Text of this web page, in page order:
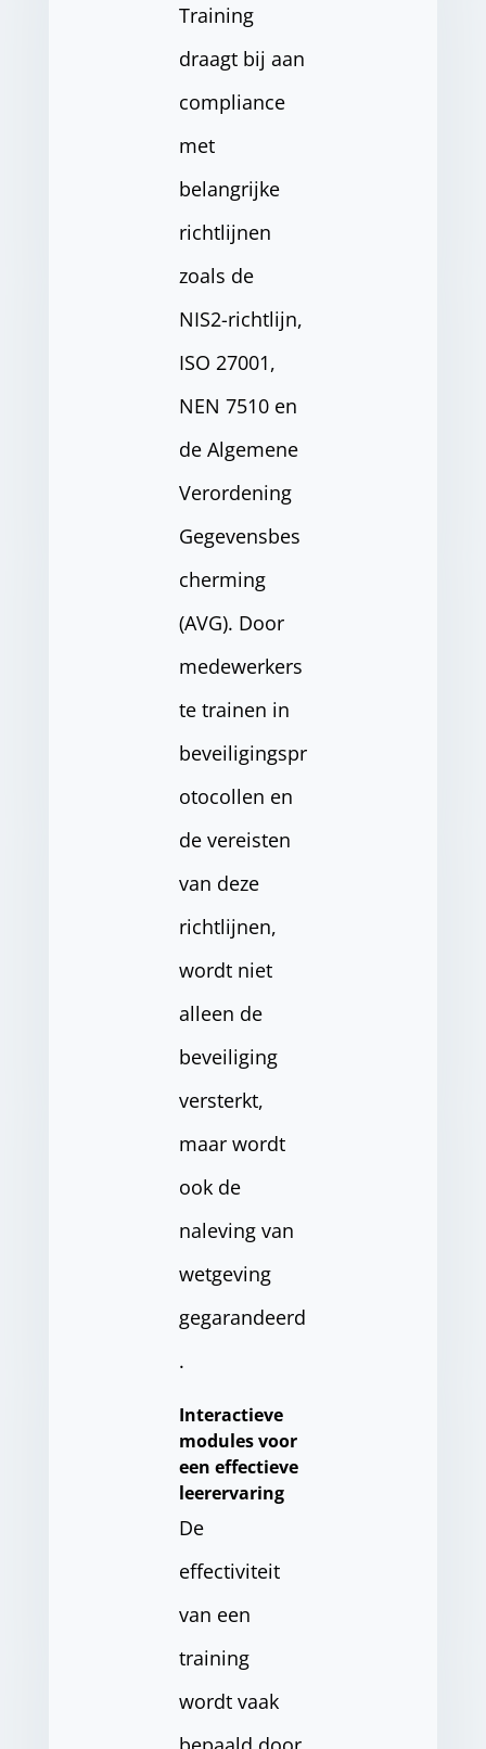
Training
draagt bij aan
compliance
met
belangrijke
richtlijnen
zoals de
NIS2-richtlijn,
ISO 27001,
NEN 7510 en
de Algemene
Verordening
Gegevensbes
cherming
(AVG). Door
medewerkers
te trainen in
beveiligingspr
otocollen en
de vereisten
van deze
richtlijnen,
wordt niet
alleen de
beveiliging
versterkt,
maar wordt
ook de
naleving van
wetgeving
gegarandeerd
.
Interactieve
modules voor
een effectieve
leerervaring
De
effectiviteit
van een
training
wordt vaak